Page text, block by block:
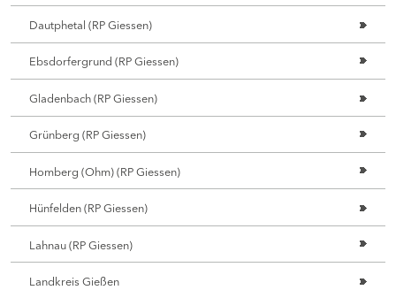
Dautphetal (RP Giessen)
Ebsdorfergrund (RP Giessen)
Gladenbach (RP Giessen)
Grünberg (RP Giessen)
Homberg (Ohm) (RP Giessen)
Hünfelden (RP Giessen)
Lahnau (RP Giessen)
Landkreis Gießen